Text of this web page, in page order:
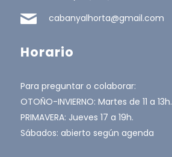
cabanyalhorta@gmail.com
Horario
Para preguntar o colaborar:
OTOÑO-INVIERNO: Martes de 11 a 13h.
PRIMAVERA: Jueves 17 a 19h.
Sábados: abierto según agenda